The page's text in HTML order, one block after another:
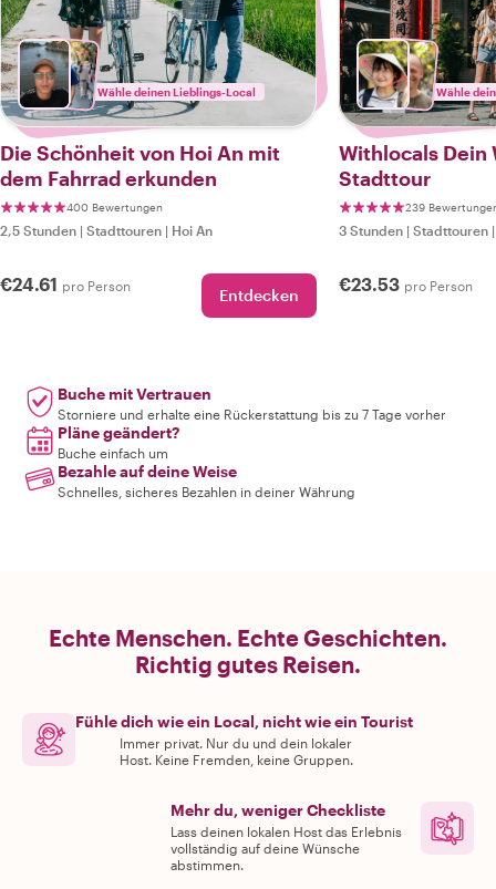
Wähle deinen Lieblings-Local
Die Schönheit von Hoi An mit
dem Fahrrad erkunden
400 Bewertungen
2,5 Stunden | Stadttouren | Hoi An
€24.61 pro Person Entdecken
Wähle
Withlocals Dein
Stadttour
239
3 Stunden | Stadttouren
€23.53 pro Person
Buche mit Vertrauen
Storniere und erhalte eine Rückerstattung bis zu 7 Tage vorher
Pläne geändert?
Buche einfach um
Bezahle auf deine Weise
Schnelles, sicheres Bezahlen in deiner Währung
Echte Menschen. Echte Geschichten.
Richtig gutes Reisen.
Fühle dich wie ein Local, nicht wie ein Tourist
Immer privat. Nur du und dein lokaler
Host. Keine Fremden, keine Gruppen.
Mehr du, weniger Checkliste
Lass deinen lokalen Host das Erlebnis
vollständig auf deine Wünsche
abstimmen.